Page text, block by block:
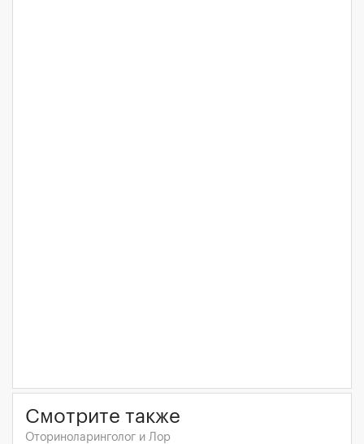
Смотрите также
Оториноларинголог и Лор